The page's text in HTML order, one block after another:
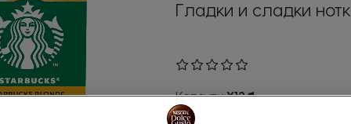
Гладки и сладки
100Капсули: x12
Capsule